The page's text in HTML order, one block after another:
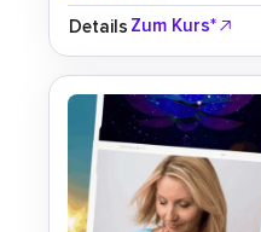
Details Zum Kurs*